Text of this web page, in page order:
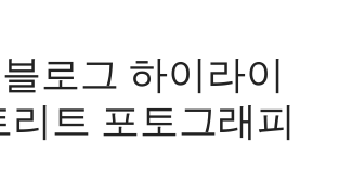
로그 하이라이
리트 포토그래피
사진
이치카와 나기사와 라이
카 D-Lux 8